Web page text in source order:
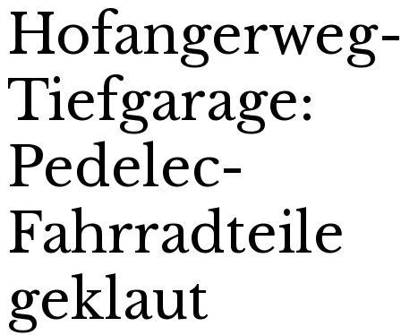
Tiefgarage:
Pedelec-
Fahrradteile
geklaut